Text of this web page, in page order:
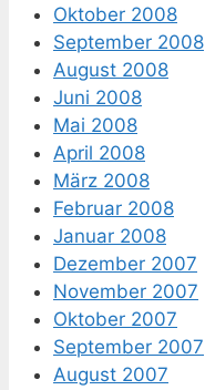
Oktober 2008
September 2008
August 2008
Juni 2008
Mai 2008
April 2008
März 2008
Februar 2008
Januar 2008
Dezember 2007
November 2007
Oktober 2007
September 2007
August 2007